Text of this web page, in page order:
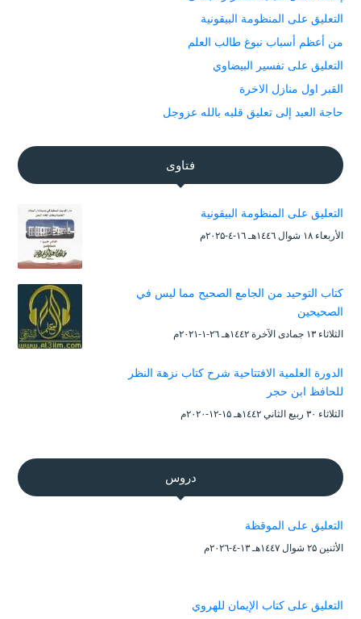
التعليق على المنظومة البيقونية
من أعظم أسباب نبوغ طالب العلم
التعليق على تفسير البيضاوي
القبر اول منازل الاخرة
حاجة العبد إلى تعليق قلبه بالله عزوجل
فتاوى
التعليق على المنظومة البيقونية
الأربعاء ۱۸ شوال ۱٤٤٦هـ ۱٦-٤-۲۰۲۵م
كتاب التوحيد من الجامع الصحيح مما ليس في
الصحيحين
الثلاثاء ۱۳ جمادى الآخرة ۱٤٤۲هـ ۲٦-۱-۲۰۲۱م
الدورة العلمية الافتتاحية شرح كتاب نزهة النظر
للحافظ ابن حجر
الثلاثاء ۳۰ ربيع الثاني ۱٤٤۲هـ ۱۵-۱۲-۲۰۲۰م
دروس
التعليق على الموقظة
الأثنين ۲۵ شوال ۱٤٤۷هـ ۱۳-٤-۲۰۲٦م
التعليق على كتاب الإيمان للهروي